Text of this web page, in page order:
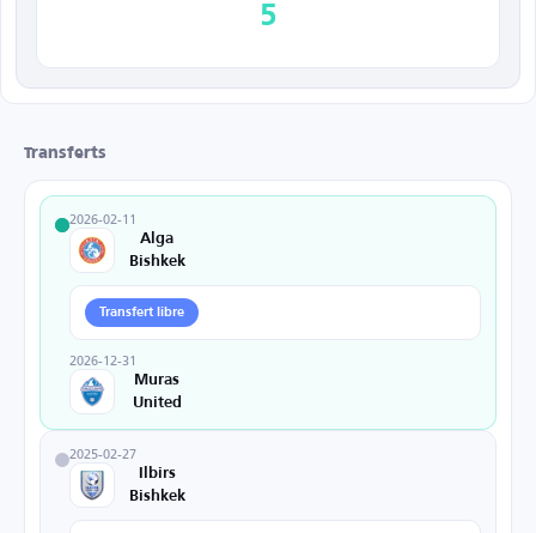
5
Transferts
2026-02-11
Alga
Bishkek
Transfert libre
2026-12-31
Muras
United
2025-02-27
Ilbirs
Bishkek